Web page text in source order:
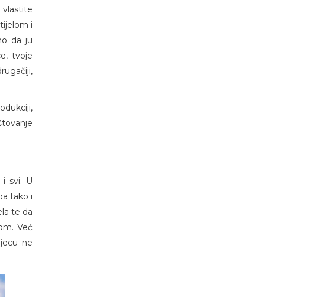
i
da ju
tvoje
i svi. U
tako i
te da
Već
ne